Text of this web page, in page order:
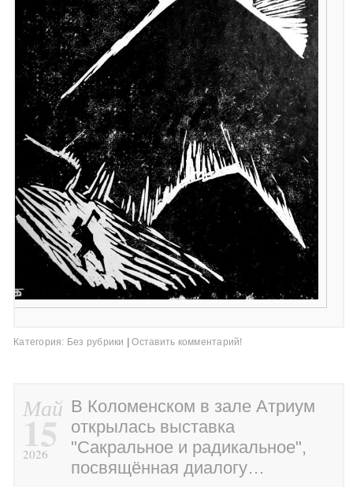
Категория: Без рубрики Оставить комментарий!
Май
15
2026
В Коломенском в зале Атриум
открылась выставка
"Сакральное и радикальное",
посвящённая диалогу…